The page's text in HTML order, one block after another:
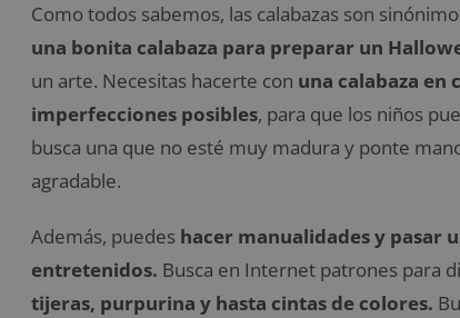
Como todos sabemos, las calabazas son
una bonita calabaza para preparar un
un arte. Necesitas hacerte con una calabaza en
imperfecciones posibles, para que los niños
busca una que no esté muy madura y ponte
agradable.
Además, puedes hacer manualidades y pasar
entretenidos. Busca en Internet patrones para
tijeras, purpurina y hasta cintas de colores.